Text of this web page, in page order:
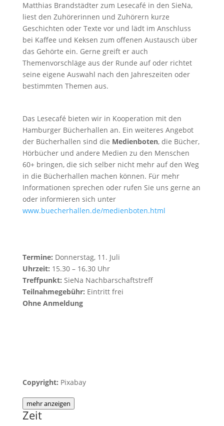
Matthias Brandstädter zum Lesecafé in den SieNa,
liest den Zuhörerinnen und Zuhörern kurze
Geschichten oder Texte vor und lädt im Anschluss
bei Kaffee und Keksen zum offenen Austausch über
das Gehörte ein. Gerne greift er auch
Themenvorschläge aus der Runde auf oder richtet
seine eigene Auswahl nach den Jahreszeiten oder
bestimmten Themen aus.
Das Lesecafé bieten wir in Kooperation mit den
Hamburger Bücherhallen an. Ein weiteres Angebot
der Bücherhallen sind die Medienboten, die Bücher,
Hörbücher und andere Medien zu den Menschen
60+ bringen, die sich selber nicht mehr auf den Weg
in die Bücherhallen machen können. Für mehr
Informationen sprechen oder rufen Sie uns gerne an
oder informieren sich unter
www.buecherhallen.de/medienboten.html
Termine: Donnerstag, 11. Juli
Uhrzeit: 15.30 – 16.30 Uhr
Treffpunkt: SieNa Nachbarschaftstreff
Teilnahmegebühr: Eintritt frei
Ohne Anmeldung
Copyright: Pixabay
mehr anzeigen
Zeit